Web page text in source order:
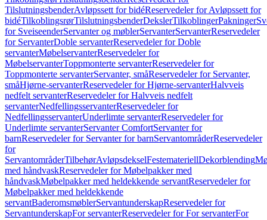
TilslutningsbenderAvløpssett for bidéReservedeler for Avløpssett for
bidéTilkoblingsrørTilslutningsbenderDekslerTilkoblingerPakninger
for SveiseenderServanter og møblerServanterServanterReservedeler
for ServanterDoble servanterReservedeler for Doble
servanterMøbelservanterReservedeler for
MøbelservanterToppmonterte servanterReservedeler for
Toppmonterte servanterServanter, småReservedeler for Servanter,
småHjørne-servanterReservedeler for Hjørne-servanterHalvveis
nedfelt servanterReservedeler for Halvveis nedfelt
servanterNedfellingsservanterReservedeler for
NedfellingsservanterUnderlimte servanterReservedeler for
Underlimte servanterServanter ComfortServanter for
barnReservedeler for Servanter for barnServantområderReservedeler
for
ServantområderTilbehørAvløpsdekselFestemateriellDekorblending
med håndvaskReservedeler for Møbelpakker med
håndvaskMøbelpakker med heldekkende servantReservedeler for
Møbelpakker med heldekkende
servantBaderomsmøblerServantunderskapReservedeler for
ServantunderskapFor servanterReservedeler for For servanterFor